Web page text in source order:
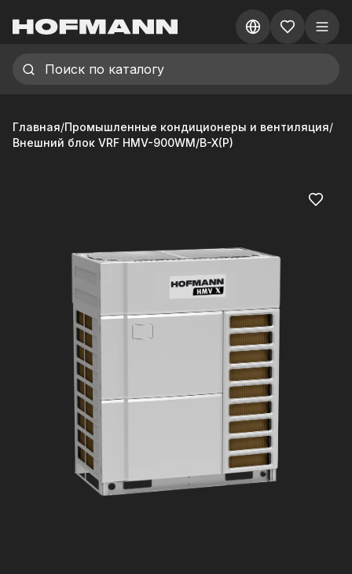
Главная/Промышленные кондиционеры и вентиляция/
Внешний блок VRF HMV-900WM/B-X(P)